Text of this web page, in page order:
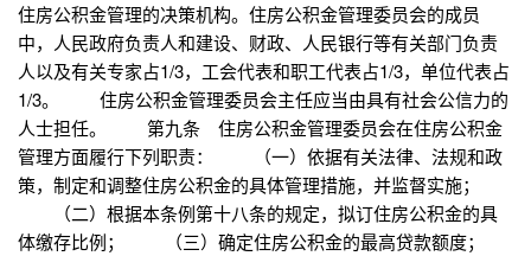
住房公积金管理的决策机构。住房公积金管理委员会的成员
中，人民政府负责人和建设、财政、人民银行等有关部门负责
人以及有关专家占1/3，工会代表和职工代表占1/3，单位代表占
1/3。 住房公积金管理委员会主任应当由具有社会公信力的
人士担任。 第九条 住房公积金管理委员会在住房公积金
管理方面履行下列职责： （一）依据有关法律、法规和政
策，制定和调整住房公积金的具体管理措施，并监督实施；
（二）根据本条例第十八条的规定，拟订住房公积金的具
体缴存比例； （三）确定住房公积金的最高贷款额度；